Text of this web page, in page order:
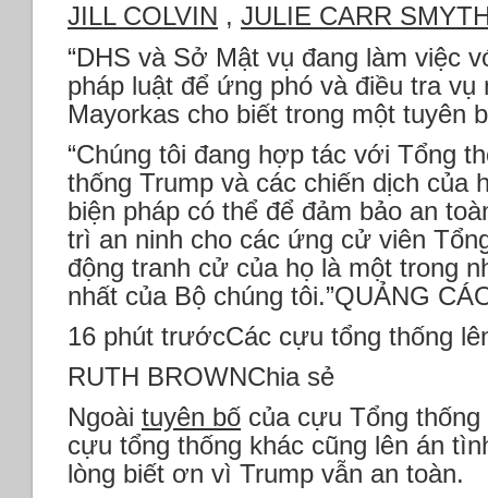
JILL COLVIN , JULIE CARR
“DHS và Sở Mật vụ đang làm việc
pháp luật để ứng phó và điều tra vụ
Mayorkas cho biết trong một tuyên
“Chúng tôi đang hợp tác với Tổng
thống Trump và các chiến dịch của
biện pháp có thể để đảm bảo an
trì an ninh cho các ứng cử viên
động tranh cử của họ là một trong
nhất của Bộ chúng tôi.”QUẢNG
16 phút trướcCác cựu tổng thống
RUTH BROWNChia sẻ
Ngoài tuyên bố của cựu Tổng
cựu tổng thống khác cũng lên án
lòng biết ơn vì Trump vẫn an toàn.